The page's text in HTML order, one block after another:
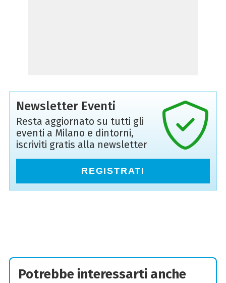
Newsletter Eventi
Resta aggiornato su tutti gli
eventi a Milano e dintorni,
iscriviti gratis alla newsletter
REGISTRATI
Potrebbe interessarti anche